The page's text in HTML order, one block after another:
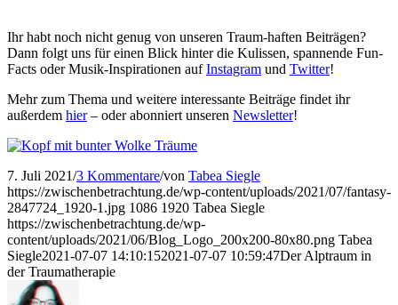
Ihr habt noch nicht genug von unseren Traum-haften Beiträgen?
Dann folgt uns für einen Blick hinter die Kulissen, spannende Fun-
Facts oder Musik-Inspirationen aufInstagram und Twitter!
Mehr zum Thema und weitere interessante Beiträge findet ihr
außerdem hier– oder abonniert unseren Newsletter!
7. Juli 2021/3 Kommentare/von Tabea Siegle
https://zwischenbetrachtung.de/wp-content/uploads/2021/07/fantasy-
2847724_1920-1.jpg 1086 1920 Tabea Siegle
https://zwischenbetrachtung.de/wp-
content/uploads/2021/06/Blog_Logo_200x200-80x80.png Tabea
Siegle2021-07-07 14:10:152021-07-07 10:59:47Der Alptraum in
der Traumatherapie